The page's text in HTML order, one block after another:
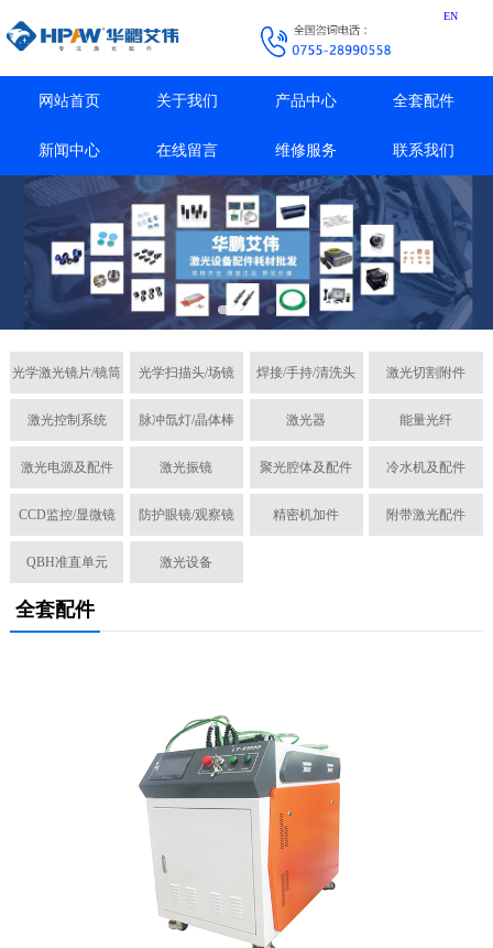
EN
网站首页 关于我们 产品中心 全套配件
新闻中心 在线留言 维修服务 联系我们
光学激光镜片/镜筒 光学扫描头/场镜 焊接/手持/清洗头 激光切割附件
激光控制系统 脉冲氙灯/晶体棒 激光器 能量光纤
激光电源及配件 激光振镜 聚光腔体及配件 冷水机及配件
CCD监控/显微镜 防护眼镜/观察镜 精密机加件 附带激光配件
QBH准直单元 激光设备
全套配件